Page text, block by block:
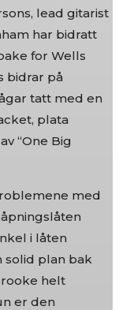
lead gitarist
har bidratt
for Wells
bidrar på
tatt med en
plata
“One Big
med
i låten
solid plan bak
helt
er den